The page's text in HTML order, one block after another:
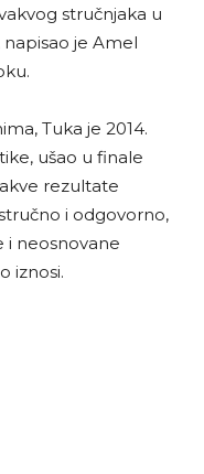
stručnjaka u
je Amel
Tuka je 2014.
ušao u finale
rezultate
i odgovorno,
i neosnovane
iznosi.